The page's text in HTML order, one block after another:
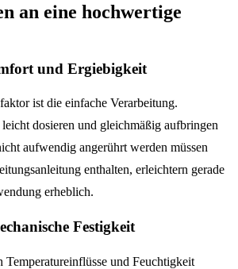
an eine hochwertige
und Ergiebigkeit
ist die einfache Verarbeitung.
dosieren und gleichmäßig aufbringen
aufwendig angerührt werden müssen
enthalten, erleichtern gerade
erheblich.
Festigkeit
Temperatureinflüsse und Feuchtigkeit